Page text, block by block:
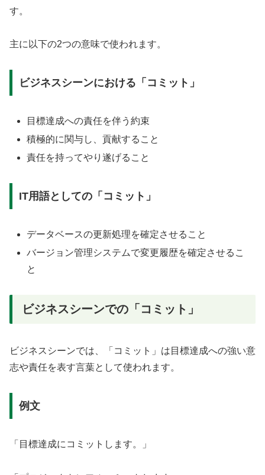
す。
主に以下の2つの意味で使われます。
ビジネスシーンにおける「コミット」
目標達成への責任を伴う約束
積極的に関与し、貢献すること
責任を持ってやり遂げること
IT用語としての「コミット」
データベースの更新処理を確定させること
バージョン管理システムで変更履歴を確定させるこ
と
ビジネスシーンでの「コミット」
ビジネスシーンでは、「コミット」は目標達成への強い意
志や責任を表す言葉として使われます。
例文
「目標達成にコミットします。」